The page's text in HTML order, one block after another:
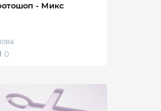
- Микс
0